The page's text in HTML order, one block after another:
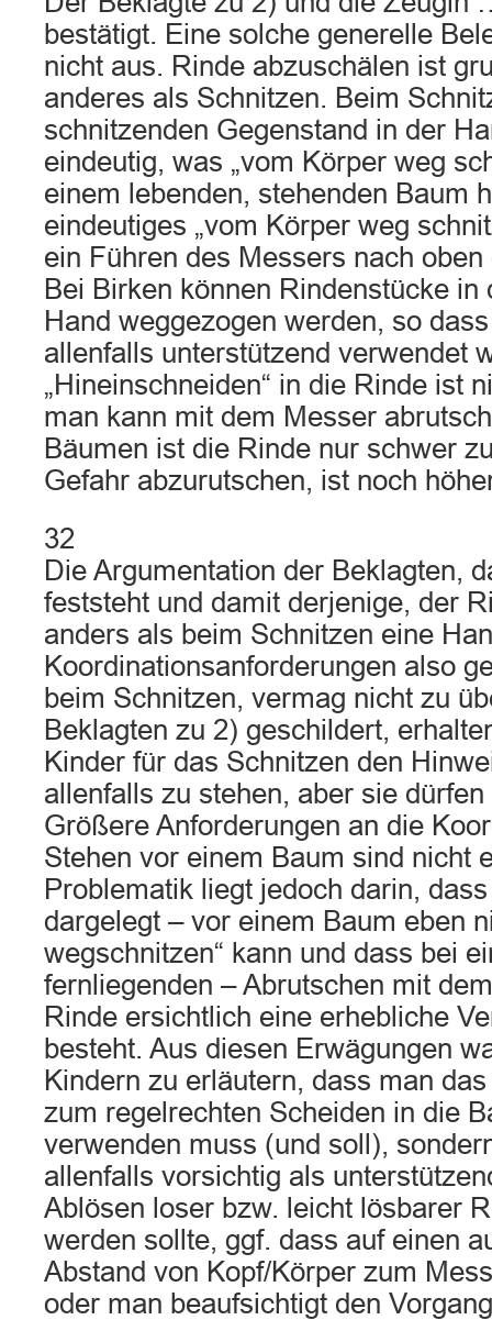
bestätigt. Eine solche generelle
nicht aus. Rinde abzuschälen ist
anderes als Schnitzen. Beim
schnitzenden Gegenstand in der
eindeutig, was „vom Körper weg
einem lebenden, stehenden Baum
eindeutiges „vom Körper weg
ein Führen des Messers nach
Bei Birken können Rindenstücke in
Hand weggezogen werden, so
allenfalls unterstützend verwendet
„Hineinschneiden“ in die Rinde ist
man kann mit dem Messer
Bäumen ist die Rinde nur schwer
Gefahr abzurutschen, ist noch
32
Die Argumentation der Beklagten,
feststeht und damit derjenige, der
anders als beim Schnitzen eine
Koordinationsanforderungen also
beim Schnitzen, vermag nicht zu
Beklagten zu 2) geschildert,
Kinder für das Schnitzen den
allenfalls zu stehen, aber sie
Größere Anforderungen an die
Stehen vor einem Baum sind nicht
Problematik liegt jedoch darin,
dargelegt – vor einem Baum eben
wegschnitzen“ kann und dass bei
fernliegenden – Abrutschen mit
Rinde ersichtlich eine erhebliche
besteht. Aus diesen Erwägungen
Kindern zu erläutern, dass man
zum regelrechten Scheiden in die
verwenden muss (und soll),
allenfalls vorsichtig als
Ablösen loser bzw. leicht lösbarer
werden sollte, ggf. dass auf einen
Abstand von Kopf/Körper zum
oder man beaufsichtigt den